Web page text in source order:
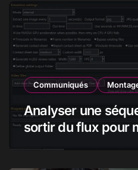
Communiqués
Analyser une
sortir du flux pour